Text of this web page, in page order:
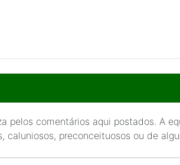
pelos comentários aqui postados. A
caluniosos, preconceituosos ou de